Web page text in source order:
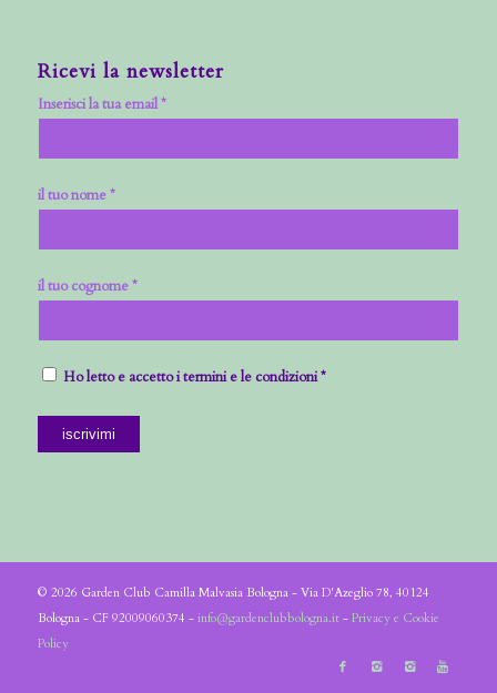
Ricevi la newsletter
Inserisci la tua email *
il tuo nome *
il tuo cognome *
Ho letto e accetto i termini e le condizioni *
© 2026 Garden Club Camilla Malvasia Bologna - Via D'Azeglio 78, 40124
Bologna - CF 92009060374 - info@gardenclubbologna.it- Privacy e Cookie
Policy